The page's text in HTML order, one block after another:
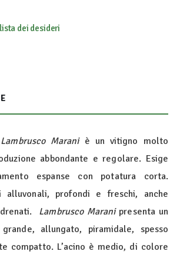
dei desideri
Lambrusco Marani è un vitigno molto
abbondante e regolare. Esige
espanse con potatura corta.
alluvonali, profondi e freschi, anche
Lambrusco Maranipresenta un
allungato, piramidale, spesso
compatto. L’acino è medio, di colore